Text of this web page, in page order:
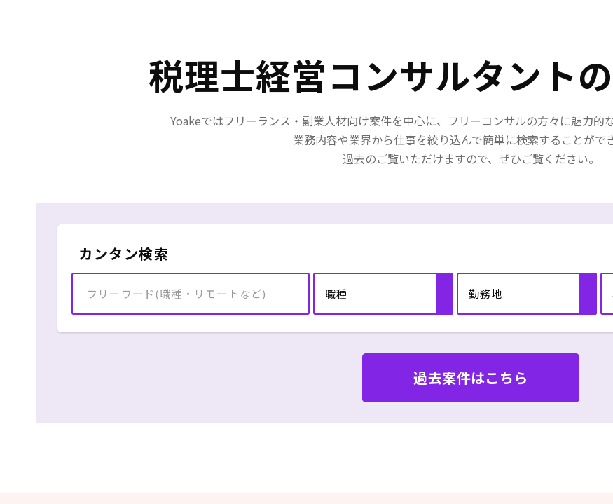
・プロダクトおよび機
設計/実装/テスト/計測/
化のための提案、実施
・リリース済みの機能
スタマーサポートと共に
いユーザーの問題解決
・綺麗でかつモジュラ
・開発コラボレーション:
GitHub
Nuxt.js, echo, gin,
・DBMS: MySQL
ン: Docker, Kubernetes
Slack(ChatOps)
税理士経営コンサルタントの
Yoakeではフリーランス・副業人材向け案件を中心に、フリーコンサルの方々に魅力的
業務内容や業界から仕事を絞り込んで簡単に検索することがで
過去のご覧いただけますので、ぜひご覧ください。
カンタン検索
職種 勤務地
過去案件はこちら